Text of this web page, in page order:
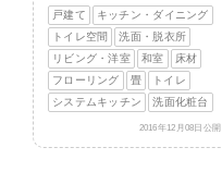
戸建て
キッチン・ダイニング
トイレ空間
洗面・脱衣所
リビング・洋室
和室
床材
フローリング
畳
トイレ
システムキッチン
洗面化粧台
2016年12月08日公開